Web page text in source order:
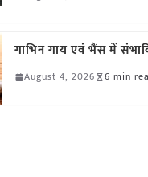
गाभिन गाय एवं भैंस में
August 4, 2026 6 min